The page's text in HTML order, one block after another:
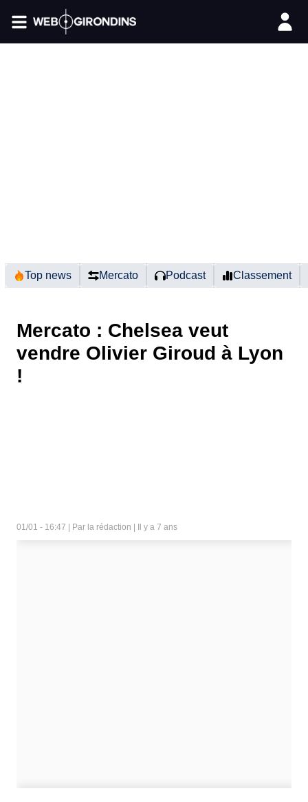
Top news Mercato Podcast Classement
Mercato : Chelsea veut
vendre Olivier Giroud à Lyon
!
01/01 - 16:47 | Par la rédaction | Il y a 7 ans